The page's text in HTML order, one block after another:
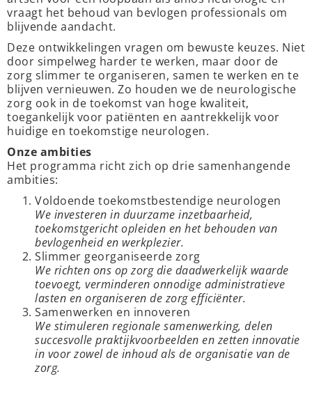
vraagt het behoud van bevlogen professionals om
blijvende aandacht.
Deze ontwikkelingen vragen om bewuste keuzes. Niet
door simpelweg harder te werken, maar door de
zorg slimmer te organiseren, samen te werken en te
blijven vernieuwen. Zo houden we de neurologische
zorg ook in de toekomst van hoge kwaliteit,
toegankelijk voor patiënten en aantrekkelijk voor
huidige en toekomstige neurologen.
Onze ambities
Het programma richt zich op drie samenhangende
ambities:
Voldoende toekomstbestendige neurologen
We investeren in duurzame inzetbaarheid,
toekomstgericht opleiden en het behouden van
bevlogenheid en werkplezier.
Slimmer georganiseerde zorg
We richten ons op zorg die daadwerkelijk waarde
toevoegt, verminderen onnodige administratieve
lasten en organiseren de zorg efficiënter.
Samenwerken en innoveren
We stimuleren regionale samenwerking, delen
succesvolle praktijkvoorbeelden en zetten innovatie
in voor zowel de inhoud als de organisatie van de
zorg.